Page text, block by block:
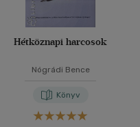
Hétköznapi harcosok
Nógrádi Bence
Könyv